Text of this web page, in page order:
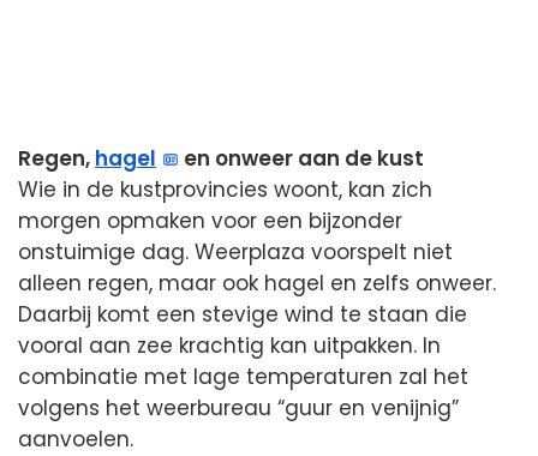
Regen, hagel
en onweer aan de kust
Wie in de kustprovincies woont, kan zich
morgen opmaken voor een bijzonder
onstuimige dag. Weerplaza voorspelt niet
alleen regen, maar ook hagel en zelfs onweer.
Daarbij komt een stevige wind te staan die
vooral aan zee krachtig kan uitpakken. In
combinatie met lage temperaturen zal het
volgens het weerbureau “guur en venijnig”
aanvoelen.